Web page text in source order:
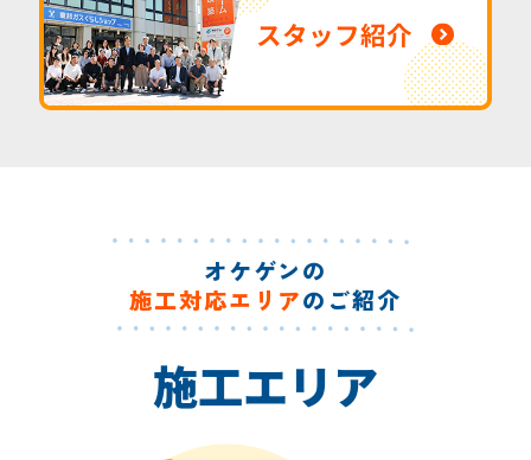
スタッフ紹介
オケゲンの
施工対応エリアのご紹介
施工エリア